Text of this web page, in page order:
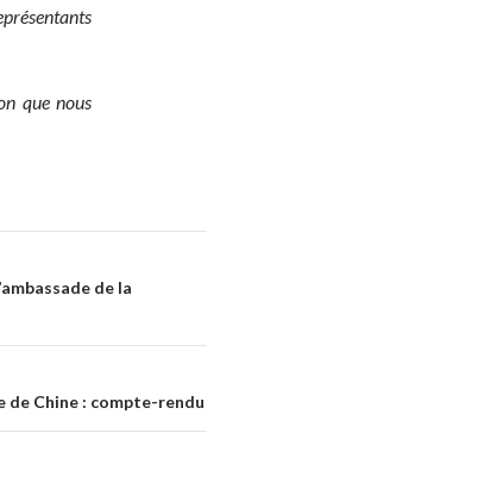
que nous
de la
de Chine : compte-rendu